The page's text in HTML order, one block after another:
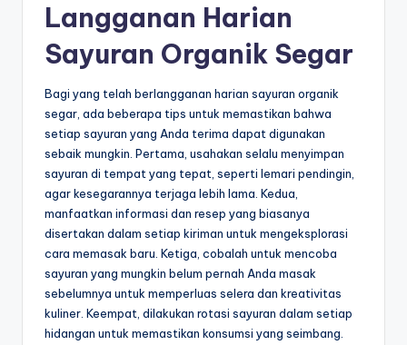
Langganan Harian
Sayuran Organik Segar
Bagi yang telah berlangganan harian sayuran organik
segar, ada beberapa tips untuk memastikan bahwa
setiap sayuran yang Anda terima dapat digunakan
sebaik mungkin. Pertama, usahakan selalu menyimpan
sayuran di tempat yang tepat, seperti lemari pendingin,
agar kesegarannya terjaga lebih lama. Kedua,
manfaatkan informasi dan resep yang biasanya
disertakan dalam setiap kiriman untuk mengeksplorasi
cara memasak baru. Ketiga, cobalah untuk mencoba
sayuran yang mungkin belum pernah Anda masak
sebelumnya untuk memperluas selera dan kreativitas
kuliner. Keempat, dilakukan rotasi sayuran dalam setiap
hidangan untuk memastikan konsumsi yang seimbang.